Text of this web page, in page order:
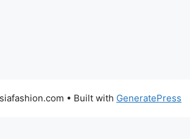
• Built with GeneratePress